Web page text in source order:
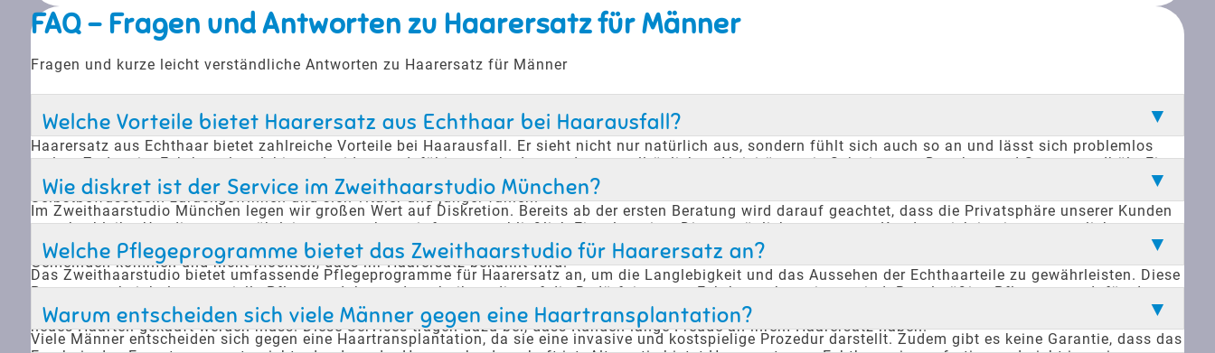
FAQ - Fragen und Antworten zu Haarersatz für Männer
Fragen und kurze leicht verständliche Antworten zu Haarersatz für Männer
Welche Vorteile bietet Haarersatz aus Echthaar bei Haarausfall?
Haarersatz aus Echthaar bietet zahlreiche Vorteile bei Haarausfall. Er sieht nicht nur natürlich aus, sondern fühlt sich auch so an und lässt sich problemlos
stylen. Zudem ist Echthaar langlebig und widerstandsfähig, was bedeutet, dass es alltäglichen Aktivitäten wie Schwimmen, Duschen und Sport standhält. Ein
weiterer Vorteil ist, dass Echthaarteile diskret sind und nicht erkennen lassen, dass es sich um Haarersatz handelt. Dadurch können Männer ihr
Selbstbewusstsein zurückgewinnen und sich vitaler und jünger fühlen.
Wie diskret ist der Service im Zweithaarstudio München?
Im Zweithaarstudio München legen wir großen Wert auf Diskretion. Bereits ab der ersten Beratung wird darauf geachtet, dass die Privatsphäre unserer Kunden
gewahrt bleibt. Um dies zu gewährleisten, vergeben wir fast ausschließlich Einzeltermine. Dies ermöglicht es unseren Kunden, sich in einer vertraulichen
Umgebung beraten zu lassen, ohne dass andere von ihrem Besuch erfahren. Unsere Kunden schätzen diese Diskretion, insbesondere wenn sie aus kleineren
Gemeinden kommen und nicht möchten, dass ihr Haarersatz bekannt wird.
Welche Pflegeprogramme bietet das Zweithaarstudio für Haarersatz an?
Das Zweithaarstudio bietet umfassende Pflegeprogramme für Haarersatz an, um die Langlebigkeit und das Aussehen der Echthaarteile zu gewährleisten. Diese
Programme beinhalten spezielle Pflegeprodukte und -techniken, die auf die Bedürfnisse von Echthaar abgestimmt sind. Regelmäßige Pflege sorgt dafür, dass
der Haarersatz seine natürliche Optik und Haptik behält. Zudem bieten wir einen Reparaturservice an, um kleinere Schäden zu beheben, ohne dass sofort ein
neues Haarteil gekauft werden muss. Diese Services tragen dazu bei, dass Kunden lange Freude an ihrem Haarersatz haben.
Warum entscheiden sich viele Männer gegen eine Haartransplantation?
Viele Männer entscheiden sich gegen eine Haartransplantation, da sie eine invasive und kostspielige Prozedur darstellt. Zudem gibt es keine Garantie, dass das